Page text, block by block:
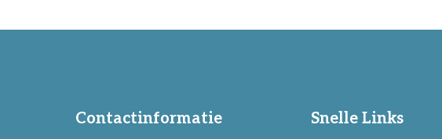
Contactinformatie Snelle Links